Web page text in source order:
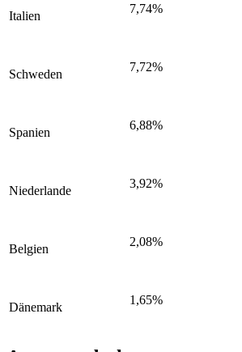
Italien
7,74%
Schweden
7,72%
Spanien
6,88%
Niederlande
3,92%
Belgien
2,08%
Dänemark
1,65%